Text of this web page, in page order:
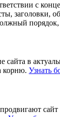
с
заголовки,
порядок,
в
корню. Узнать